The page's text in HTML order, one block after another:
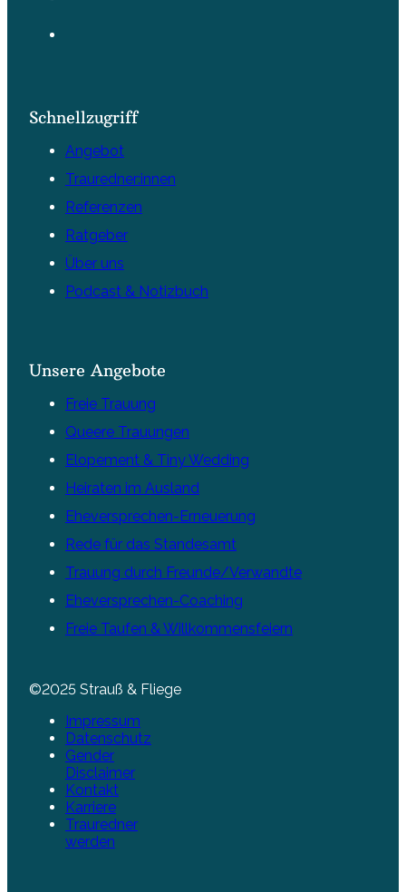
Schnellzugriff
Angebot
Trauredner:innen
Referenzen
Ratgeber
Über uns
Podcast & Notizbuch
Unsere Angebote
Freie Trauung
Queere Trauungen
Elopement & Tiny Wedding
Heiraten im Ausland
Eheversprechen-Erneuerung
Rede für das Standesamt
Trauung durch Freunde/Verwandte
Eheversprechen-Coaching
Freie Taufen & Willkommensfeiern
©2025 Strauß & Fliege
Impressum
Datenschutz
Gender
Disclaimer
Kontakt
Karriere
Trauredner
werden